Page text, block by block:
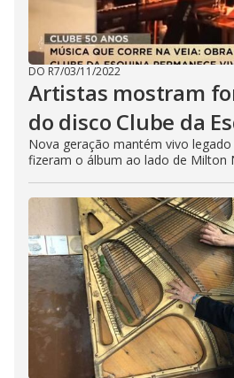
DO R7/03/11/2022
Artistas mostram
do disco Clube da
Nova geração mantém vivo
fizeram o álbum ao lado de Milton